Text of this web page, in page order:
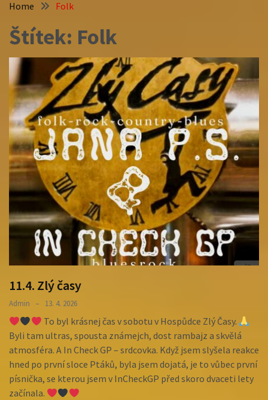
Home Folk
Štítek: Folk
11.4. Zlý časy
Admin 13. 4. 2026
To byl krásnej čas v sobotu v Hospůdce Zlý Časy.
Byli tam ultras, spousta známejch, dost rambajz a skvělá
atmosféra. A In Check GP – srdcovka. Když jsem slyšela reakce
hned po první sloce Ptáků, byla jsem dojatá, je to vůbec první
písnička, se kterou jsem v InCheckGP před skoro dvaceti lety
začínala.